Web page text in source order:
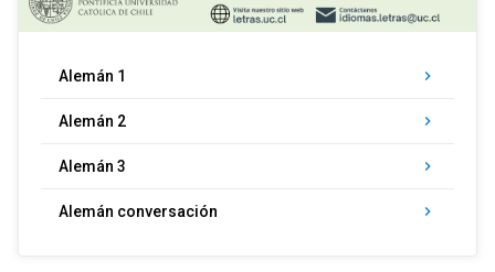
Alemán 1 keyboard_arrow_right
Alemán 2 keyboard_arrow_right
Alemán 3 keyboard_arrow_right
Alemán conversación keyboard_arrow_right